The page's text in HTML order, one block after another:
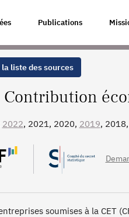
Publications
la liste des sources
Contribution
2022, 2021, 2020, 2019,
soumises à la CET